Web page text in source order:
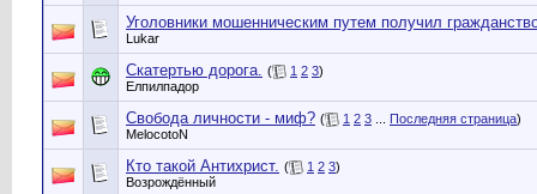
Уголовники мошенническим путем получил
Lukar
Скатертью дорога. ( 1 2 3)
Елпилпадор
Свобода личности - миф? ( 1 2 3 Последняя страница)
MelocotoN
Кто такой Антихрист. ( 1 2 3)
Возрождённый